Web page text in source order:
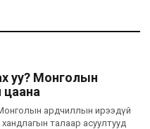
уу? Монголын
цаана
Монголын ардчиллын ирээдүй
талаар асуултууд